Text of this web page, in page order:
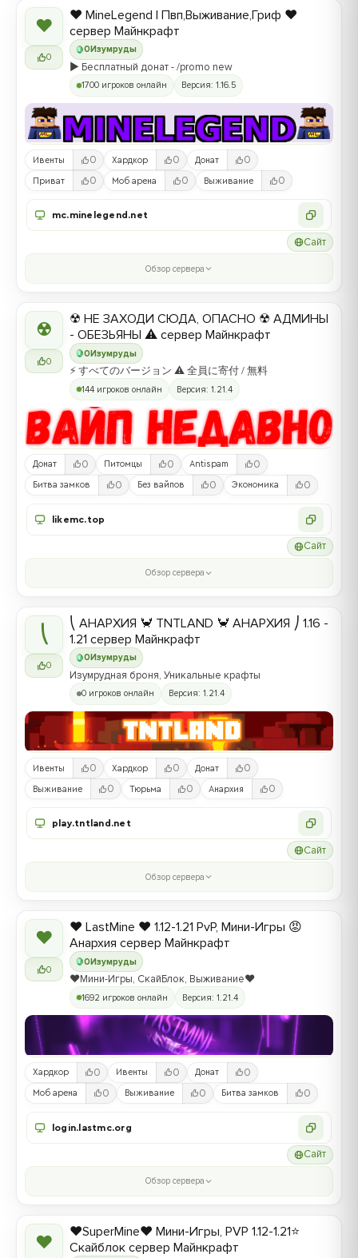
❤
0
0 Изумруды
❤️ MineLegend | Пвп,Выживание,Гриф ❤️
сервер Майнкрафт
▶️ Бесплатный донат - /promo new
1700 игроков онлайн Версия: 1.16.5
Ивенты 0 Хардкор 0 Донат 0
Приват 0 Моб арена 0 Выживание 0
mc.minelegend.net
Сайт
Обзор сервера
☢
0
0Изумруды
☢ НЕ ЗАХОДИ СЮДА, ОПАСНО ☢ АДМИНЫ
- ОБЕЗЬЯНЫ ⚠ сервер Майнкрафт
⚡ すべてのバージョン ⚠ 全員に寄付 / 無料
144 игроков онлайн Версия: 1.21.4
Донат 0 Питомцы 0 Antispam 0
Битва замков 0 Без вайпов 0 Экономика 0
likemc.top
Сайт
Обзор сервера
⎝
0
0 Изумруды
⎝ АНАРХИЯ 🦀 TNTLAND 🦀 АНАРХИЯ ⎠ 1.16 -
1.21 сервер Майнкрафт
Изумрудная броня, Уникальные крафты
0 игроков онлайн Версия: 1.21.4
Ивенты 0 Хардкор 0 Донат 0
Выживание 0 Тюрьма 0 Анархия 0
play.tntland.net
Сайт
Обзор сервера
❤
0
0Изумруды
❤️ LastMine ❤️ 1.12-1.21 PvP, Мини-Игры 😡
Анархия сервер Майнкрафт
❤️Мини-Игры, СкайБлок, Выживание❤️
1692 игроков онлайн Версия: 1.21.4
Хардкор 0 Ивенты 0 Донат 0
Моб арена 0 Выживание 0 Битва замков 0
login.lastmc.org
Сайт
Обзор сервера
❤
❤️SuperMine❤️ Мини-Игры, PVP 1.12-1.21⭐
Скайблок сервер Майнкрафт